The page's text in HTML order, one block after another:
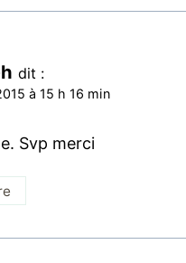
dit :
à 15 h 16 min
Svp merci